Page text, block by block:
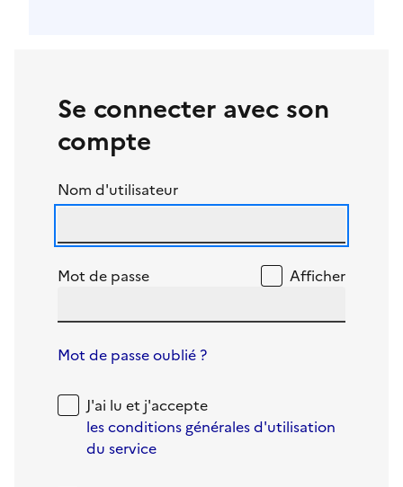
Se connecter avec son
compte
Nom d'utilisateur
Mot de passe Afficher
Mot de passe oublié ?
J'ai lu et j'accepte
les conditions générales d'utilisation
du service